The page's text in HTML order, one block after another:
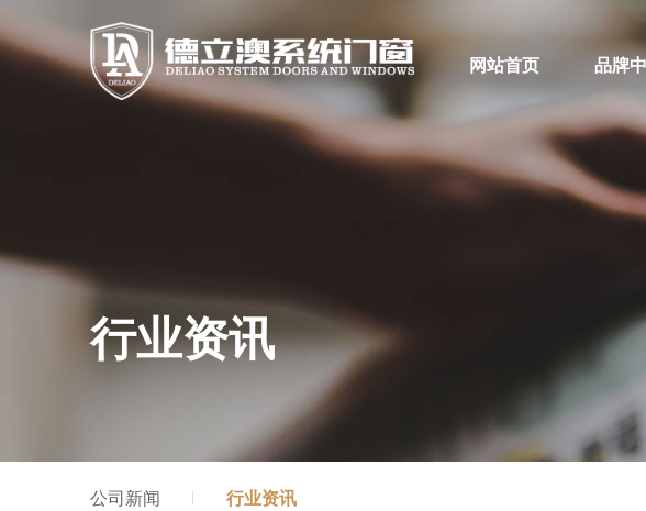
网站首页 品牌
行业资讯
公司新闻 行业资讯